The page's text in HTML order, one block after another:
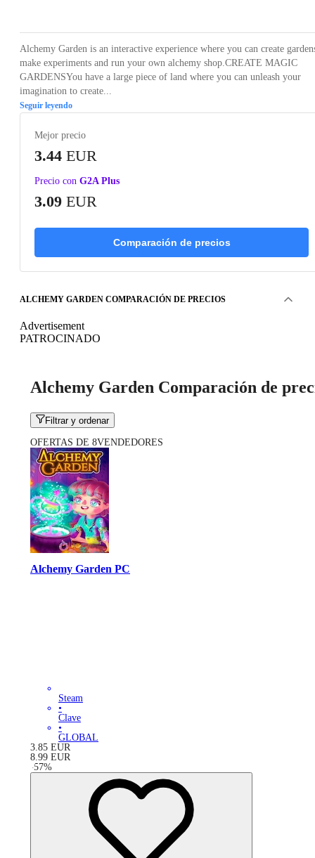
Alchemy Garden is an interactive experience where you can create
make experiments and run your own alchemy shop.CREATE MAGIC
GARDENSYou have a large piece of land where you can unleash your
imagination to create...
Seguir leyendo
Mejor precio
3.44 EUR
Precio con G2A Plus
3.09 EUR
Comparación de precios
ALCHEMY GARDEN COMPARACIÓN DE PRECIOS
Advertisement
PATROCINADO
Alchemy Garden Comparación de
Filtrar y ordenar
OFERTAS DE 8VENDEDORES
Alchemy Garden PC
Steam
•
Clave
•
GLOBAL
3.85 EUR
8.99 EUR
-57%